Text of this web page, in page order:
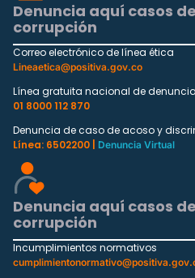
Denuncia aquí casos
corrupción
Correo electrónico de línea ética
Lineaetica@positiva.gov.co
Línea gratuita nacional de denuncia
01 8000 112 870
Denuncia de caso de acoso y
Línea: 6502200 |
Denuncia Virtual
Denuncia aquí casos
corrupción
Incumplimientos normativos